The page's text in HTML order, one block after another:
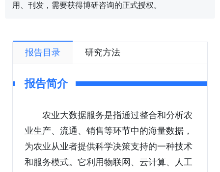
用、刊发，需要获得博研咨询的正式授权。
报告目录 研究方法
报告简介
农业大数据服务是指通过整合和分析农
业生产、流通、销售等环节中的海量数据，
为农业从业者提供科学决策支持的一种技术
和服务模式。它利用物联网、云计算、人工